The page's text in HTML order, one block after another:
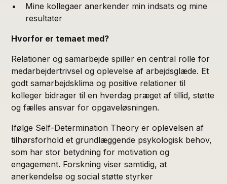
Mine kollegaer anerkender min indsats og mine
resultater
Hvorfor er temaet med?
Relationer og samarbejde spiller en central rolle for
medarbejdertrivsel og oplevelse af arbejdsglæde. Et
godt samarbejdsklima og positive relationer til
kolleger bidrager til en hverdag præget af tillid, støtte
og fælles ansvar for opgaveløsningen.
Ifølge Self-Determination Theory er oplevelsen af
tilhørsforhold et grundlæggende psykologisk behov,
som har stor betydning for motivation og
engagement. Forskning viser samtidig, at
anerkendelse og social støtte styrker